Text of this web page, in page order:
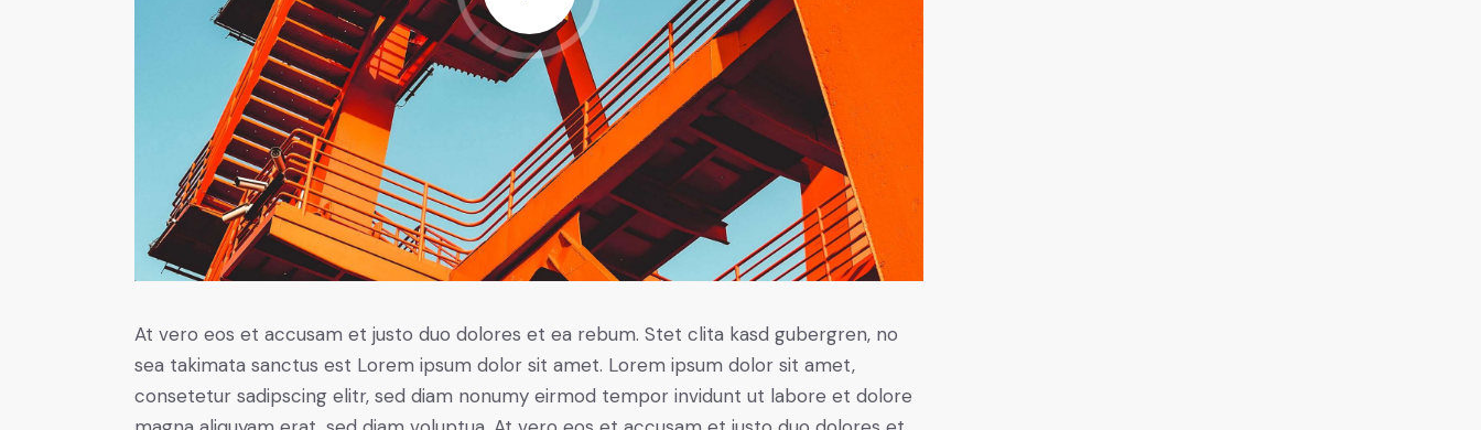
At vero eos et accusam et justo duo dolores et ea rebum. Stet clita kasd gubergren, no
sea takimata sanctus est Lorem ipsum dolor sit amet. Lorem ipsum dolor sit amet,
consetetur sadipscing elitr, sed diam nonumy eirmod tempor invidunt ut labore et dolore